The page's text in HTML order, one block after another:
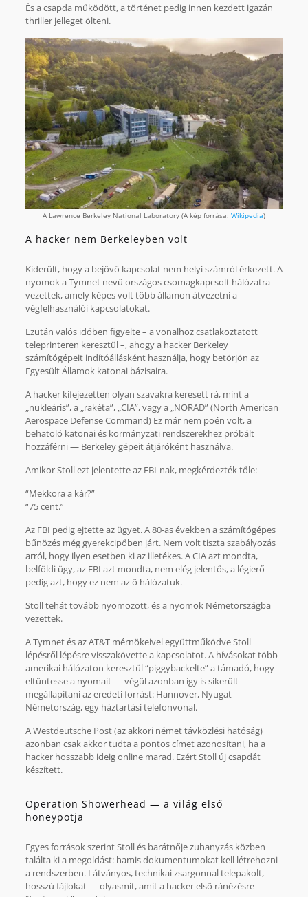
És a csapda működött, a történet pedig innen kezdett igazán
thriller jelleget ölteni.
A Lawrence Berkeley National Laboratory (A kép forrása: Wikipedia)
A hacker nem Berkeleyben volt
Kiderült, hogy a bejövő kapcsolat nem helyi számról érkezett. A
nyomok a Tymnet nevű országos csomagkapcsolt hálózatra
vezettek, amely képes volt több államon átvezetni a
végfelhasználói kapcsolatokat.
Ezután valós időben figyelte – a vonalhoz csatlakoztatott
teleprinteren keresztül –, ahogy a hacker Berkeley
számítógépeit indítóállásként használja, hogy betörjön az
Egyesült Államok katonai bázisaira.
A hacker kifejezetten olyan szavakra keresett rá, mint a
„nukleáris”, a „rakéta”, „CIA”, vagy a „NORAD” (North American
Aerospace Defense Command) Ez már nem poén volt, a
behatoló katonai és kormányzati rendszerekhez próbált
hozzáférni — Berkeley gépeit átjáróként használva.
Amikor Stoll ezt jelentette az FBI-nak, megkérdezték tőle:
“Mekkora a kár?”
“75 cent.”
Az FBI pedig ejtette az ügyet. A 80-as években a számítógépes
bűnözés még gyerekcipőben járt. Nem volt tiszta szabályozás
arról, hogy ilyen esetben ki az illetékes. A CIA azt mondta,
belföldi ügy, az FBI azt mondta, nem elég jelentős, a légierő
pedig azt, hogy ez nem az ő hálózatuk.
Stoll tehát tovább nyomozott, és a nyomok Németországba
vezettek.
A Tymnet és az AT&T mérnökeivel együttműködve Stoll
lépésről lépésre visszakövette a kapcsolatot. A hívásokat több
amerikai hálózaton keresztül “piggybackelte” a támadó, hogy
eltüntesse a nyomait — végül azonban így is sikerült
megállapítani az eredeti forrást: Hannover, Nyugat-
Németország, egy háztartási telefonvonal.
A Westdeutsche Post (az akkori német távközlési hatóság)
azonban csak akkor tudta a pontos címet azonosítani, ha a
hacker hosszabb ideig online marad. Ezért Stoll új csapdát
készített.
Operation Showerhead — a világ első
honeypotja
Egyes források szerint Stoll és barátnője zuhanyzás közben
találta ki a megoldást: hamis dokumentumokat kell létrehozni
a rendszerben. Látványos, technikai zsargonnal telepakolt,
hosszú fájlokat — olyasmit, amit a hacker első ránézésre